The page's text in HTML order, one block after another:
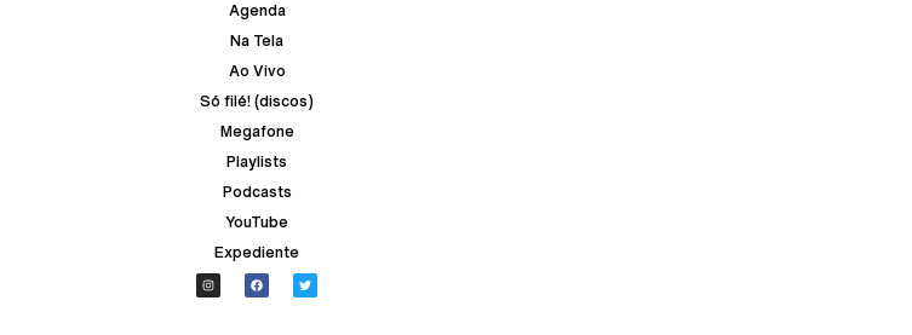
Agenda
Na Tela
Ao Vivo
Só filé! (discos)
Megafone
Playlists
Podcasts
YouTube
Expediente